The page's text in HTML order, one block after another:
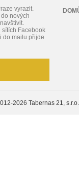
vyrazit.
nových
sítích Facebook
do mailu přijde
2026 Tabernas 21, s.r.o.